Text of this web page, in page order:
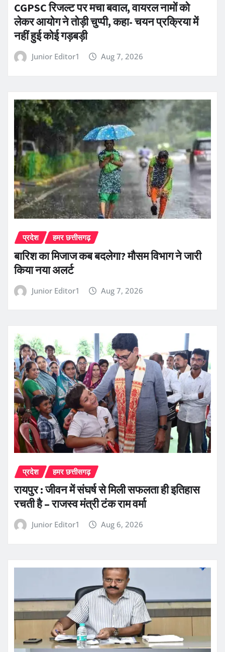
CGPSC रिजल्ट पर मचा बवाल, वायरल नामों को
लेकर आयोग ने तोड़ी चुप्पी, कहा- चयन प्रक्रिया में
नहीं हुई कोई गड़बड़ी
Junior Editor1 Aug 7, 2026
प्रदेश हमर छत्तीसगढ़
बारिश का मिजाज कब बदलेगा? मौसम विभाग ने जारी
किया नया अलर्ट
Junior Editor1 Aug 7, 2026
प्रदेश हमर छत्तीसगढ़
रायपुर : जीवन में संघर्ष से मिली सफलता ही इतिहास
रचती है – राजस्व मंत्री टंक राम वर्मा
Junior Editor1 Aug 6, 2026